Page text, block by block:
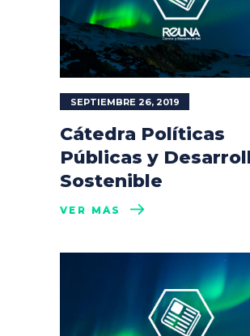
SEPTIEMBRE 26, 2019
Cátedra Políticas
Públicas y
Sostenible
VER MÁS